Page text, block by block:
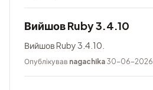
Вийшов Ruby 3.4.10
Вийшов Ruby 3.4.10.
Опублікував nagachika 30-06-2026